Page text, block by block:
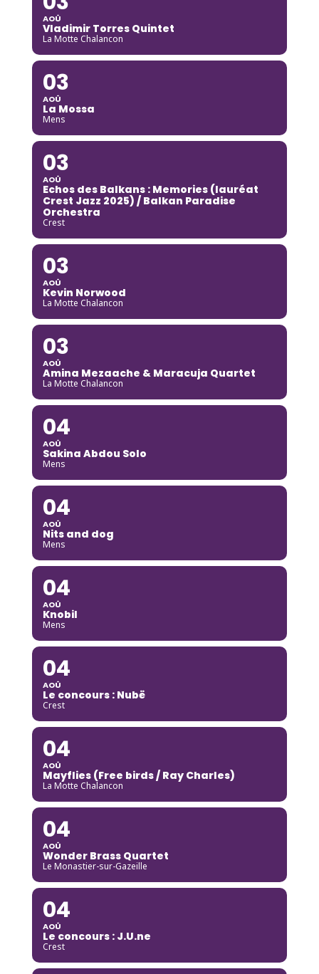
AOÛ
Vladimir Torres Quintet
La Motte Chalancon
03
AOÛ
La Mossa
Mens
03
AOÛ
Echos des Balkans : Memories (lauréat
Crest Jazz 2025) / Balkan Paradise
Orchestra
Crest
03
AOÛ
Kevin Norwood
La Motte Chalancon
03
AOÛ
Amina Mezaache & Maracuja Quartet
La Motte Chalancon
04
AOÛ
Sakina Abdou Solo
Mens
04
AOÛ
Nits and dog
Mens
04
AOÛ
Knobil
Mens
04
AOÛ
Le concours : Nubë
Crest
04
AOÛ
Mayflies (Free birds / Ray Charles)
La Motte Chalancon
04
AOÛ
Wonder Brass Quartet
Le Monastier-sur-Gazeille
04
AOÛ
Le concours : J.U.ne
Crest